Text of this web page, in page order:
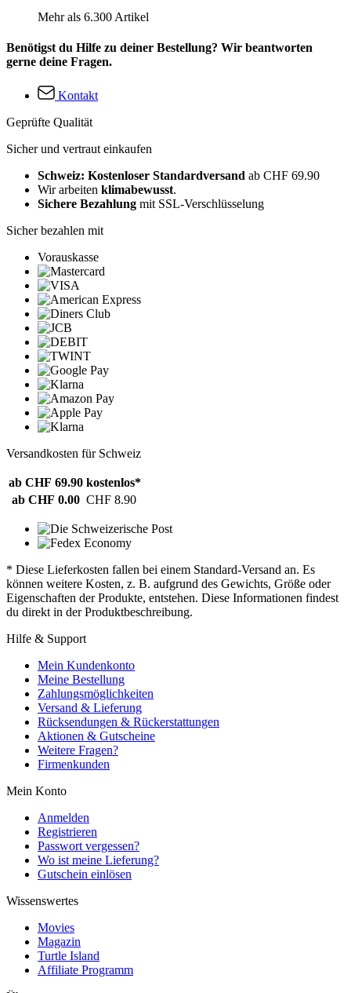
Mehr als 6.300 Artikel
Benötigst du Hilfe zu deiner Bestellung? Wir beantworten
gerne deine Fragen.
Kontakt
Geprüfte Qualität
Sicher und vertraut einkaufen
Schweiz: Kostenloser Standardversand ab CHF 69.90
Wir arbeiten klimabewusst.
Sichere Bezahlung mit SSL-Verschlüsselung
Sicher bezahlen mit
Vorauskasse
Versandkosten für Schweiz
ab CHF 69.90 kostenlos*
ab CHF 0.00 CHF 8.90
* Diese Lieferkosten fallen bei einem Standard-Versand an. Es
können weitere Kosten, z. B. aufgrund des Gewichts, Größe oder
Eigenschaften der Produkte, entstehen. Diese Informationen findest
du direkt in der Produktbeschreibung.
Hilfe & Support
Mein Kundenkonto
Meine Bestellung
Zahlungsmöglichkeiten
Versand & Lieferung
Rücksendungen & Rückerstattungen
Aktionen & Gutscheine
Weitere Fragen?
Firmenkunden
Mein Konto
Anmelden
Registrieren
Passwort vergessen?
Wo ist meine Lieferung?
Gutschein einlösen
Wissenswertes
Movies
Magazin
Turtle Island
Affiliate Programm